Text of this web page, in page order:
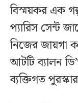
বিস্ময়কর এক
প্যারিস সেন্ট
নিজের জায়গা
আটটি ব্যালন
ব্যক্তিগত